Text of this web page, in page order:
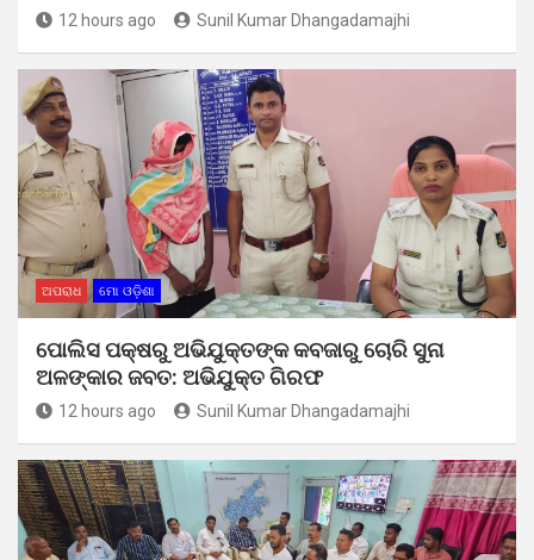
12 hours ago Sunil Kumar Dhangadamajhi
ଅପରାଧ ମୋ ଓଡ଼ିଶା
ପୋଲିସ ପକ୍ଷରୁ ଅଭିଯୁକ୍ତଙ୍କ କବଜାରୁ ଚୋରି ସୁନା
ଅଳଙ୍କାର ଜବତ: ଅଭିଯୁକ୍ତ ଗିରଫ
12 hours ago Sunil Kumar Dhangadamajhi